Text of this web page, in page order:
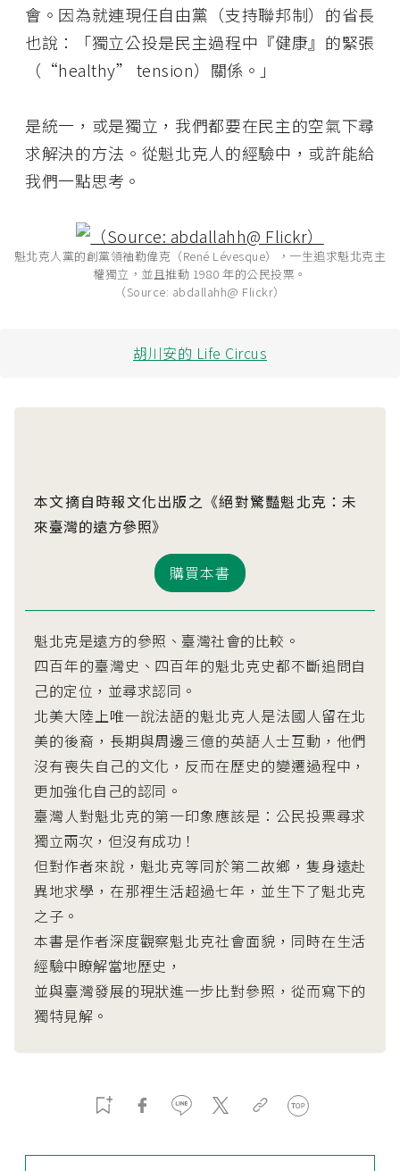
會。因為就連現任自由黨（支持聯邦制）的省長
也說：「獨立公投是民主過程中『健康』的緊張
（“healthy” tension）關係。」
是統一，或是獨立，我們都要在民主的空氣下尋
求解決的方法。從魁北克人的經驗中，或許能給
我們一點思考。
魁北克人黨的創黨領袖勒偉克（René Lévesque），一生追求魁北克主
權獨立，並且推動 1980 年的公民投票。
（Source: abdallahh@ Flickr）
胡川安的 Life Circus
本文摘自時報文化出版之《絕對驚豔魁北克：未
來臺灣的遠方參照》
購買本書
魁北克是遠方的參照、臺灣社會的比較。
四百年的臺灣史、四百年的魁北克史都不斷追問自
己的定位，並尋求認同。
北美大陸上唯一說法語的魁北克人是法國人留在北
美的後裔，長期與周邊三億的英語人士互動，他們
沒有喪失自己的文化，反而在歷史的變遷過程中，
更加強化自己的認同。
臺灣人對魁北克的第一印象應該是：公民投票尋求
獨立兩次，但沒有成功！
但對作者來說，魁北克等同於第二故鄉，隻身遠赴
異地求學，在那裡生活超過七年，並生下了魁北克
之子。
本書是作者深度觀察魁北克社會面貌，同時在生活
經驗中瞭解當地歷史，
並與臺灣發展的現狀進一步比對參照，從而寫下的
獨特見解。